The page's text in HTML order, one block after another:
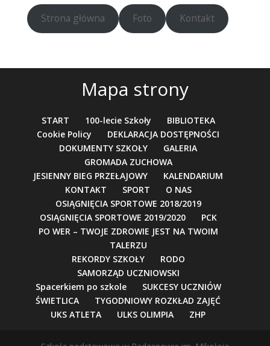
Strona główna Foto Kontakt
Mapa strony
START 100-lecie Szkoły
BIBLIOTEKA
Cookie Policy
DEKLARACJA DOSTĘPNOŚCI
DOKUMENTY SZKOŁY
GALERIA
GROMADA ZUCHOWA
JESIENNY BIEG PRZEŁAJOWY
KALENDARIUM
KONTAKT
SPORT
O NAS
OSIĄGNIĘCIA SPORTOWE 2018/2019
OSIĄGNIĘCIA SPORTOWE 2019/2020
PCK
PO WER – TWOJE ZDROWIE JEST NA TWOIM
TALERZU
REKORDY SZKOŁY
RODO
SAMORZĄD UCZNIOWSKI
Spacerkiem po szkole
SUKCESY UCZNIÓW
ŚWIETLICA
TYGODNIOWY ROZKŁAD ZAJĘĆ
UKS ATLETA
ULKS OLIMPIA ZHP